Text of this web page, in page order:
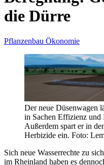
die Dürre
Pflanzenbau Ökonomie
Der neue Düsenwagen
in Sachen Effizienz und
Außerdem spart er in
Herbizide ein. Foto:
Sich neue Wasserrechte zu
im Rheinland haben es